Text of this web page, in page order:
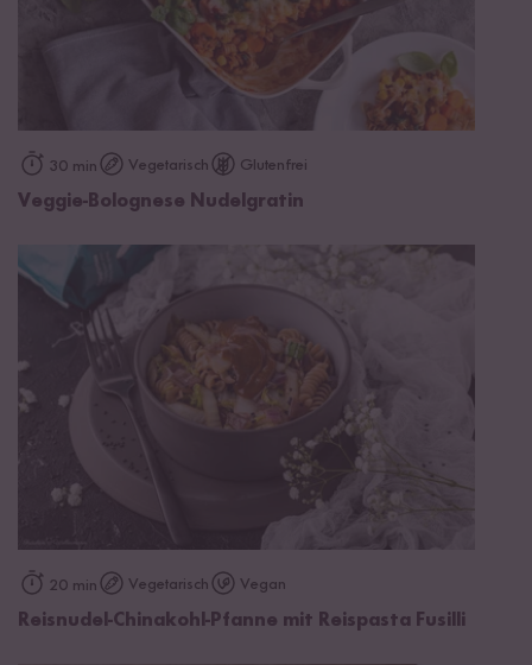
30 min Vegetarisch Glutenfrei
Veggie-Bolognese Nudelgratin
20 min Vegetarisch Vegan
Reisnudel-Chinakohl-Pfanne mit Reispasta Fusilli